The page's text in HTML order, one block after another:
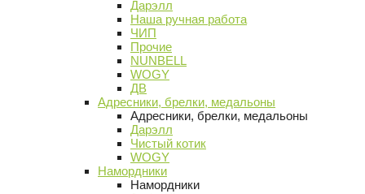
Дарэлл
Наша ручная работа
ЧИП
Прочие
NUNBELL
WOGY
ДВ
Адресники, брелки, медальоны
Адресники, брелки, медальоны
Дарэлл
Чистый котик
WOGY
Намордники
Намордники